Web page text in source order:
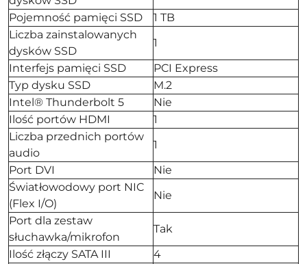
Pojemność pamięci SSD
1 TB
Liczba zainstalowanych
dysków SSD
1
Interfejs pamięci SSD
PCI Express
Typ dysku SSD
M.2
Intel® Thunderbolt 5
Nie
Ilość portów HDMI
1
Liczba przednich portów
audio
1
Port DVI
Nie
Światłowodowy port NIC
(Flex I/O)
Nie
Port dla zestaw
słuchawka/mikrofon
Tak
Ilość złączy SATA III
4